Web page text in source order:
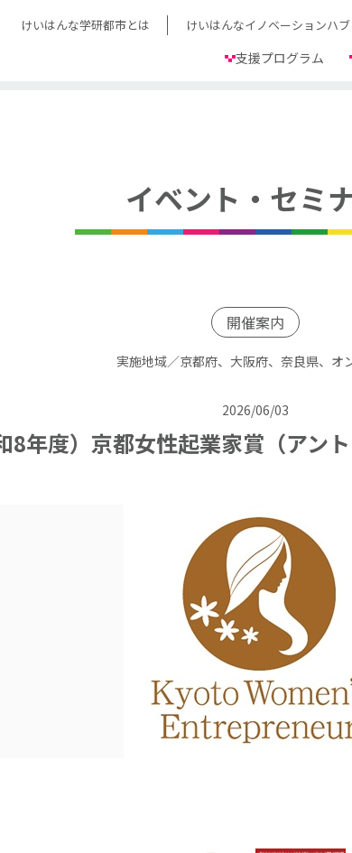
支援プログラム
けいはんな学研都市とは けいはんなイノベーションハ
イベント・セミ
開催案内
実施地域／京都府、大阪府、奈良県、オ
2026/06/03
8年度）京都女性起業家賞（アン